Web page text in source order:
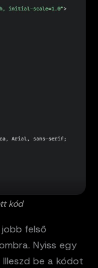
kód
felső
Nyiss egy
be a kódot